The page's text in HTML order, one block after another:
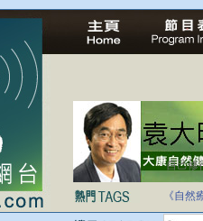
自己修
如各
《自然